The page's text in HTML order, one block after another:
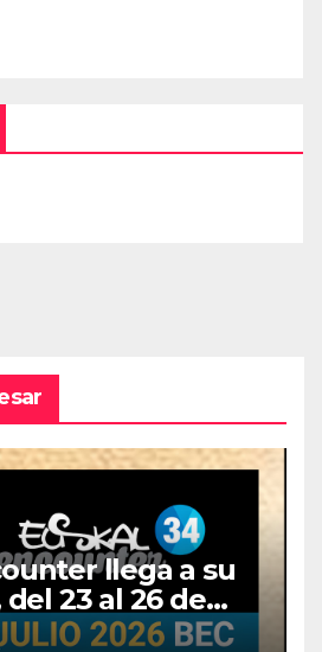
llega a su
23 al 26 de